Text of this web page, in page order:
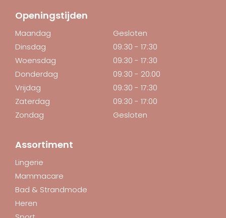
Openingstijden
Maandag
Gesloten
Dinsdag
09:30 - 17:30
Woensdag
09:30 - 17:30
Donderdag
09:30 - 20:00
Vrijdag
09:30 - 17:30
Zaterdag
09:30 - 17:00
Zondag
Gesloten
Assortiment
Lingerie
Mammacare
Bad & Strandmode
Heren